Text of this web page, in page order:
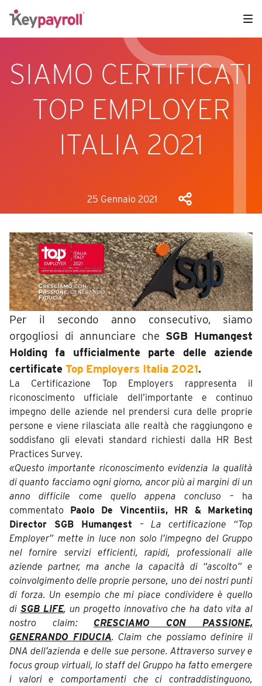
SIAMO CERTIFICATI
TOP EMPLOYER
ITALIA 2021
25 Gennaio 2021
Per il secondo anno consecutivo, siamo
orgogliosi di annunciare che SGB Humangest
Holding fa ufficialmente parte delle aziende
certificate Top Employers Italia 2021.
La Certificazione Top Employers rappresenta il
riconoscimento ufficiale dell’importante e continuo
impegno delle aziende nel prendersi cura delle proprie
persone e viene rilasciata alle realtà che raggiungono e
soddisfano gli elevati standard richiesti dalla HR Best
Practices Survey.
«Questo importante riconoscimento evidenzia la qualità
di quanto facciamo ogni giorno, ancor più ai margini di un
anno difficile come quello appena concluso
– ha
commentato
Paolo De Vincentiis, HR & Marketing
Director SGB Humangest –
La certificazione “Top
Employer” mette in luce non solo l’impegno del Gruppo
nel fornire servizi efficienti, rapidi, professionali alle
aziende partner, ma anche la capacità di “ascolto” e
coinvolgimento delle proprie persone, uno dei nostri punti
di forza. Un esempio che mi piace condividere è quello
di SGB LIFE, un progetto innovativo che ha dato vita al
nostro claim:
CRESCIAMO CON PASSIONE,
GENERANDO FIDUCIA. Claim che possiamo definire il
DNA dell’azienda e delle sue persone. Attraverso survey e
focus group virtuali, lo staff del Gruppo ha fatto emergere
i valori e comportamenti che ci contraddistinguono,